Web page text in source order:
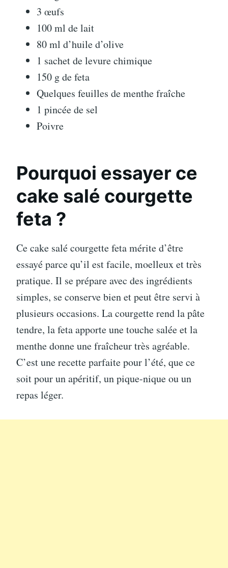
3 œufs
100 ml de lait
80 ml d’huile d’olive
1 sachet de levure chimique
150 g de feta
Quelques feuilles de menthe fraîche
1 pincée de sel
Poivre
Pourquoi essayer ce
cake salé courgette
feta ?
Ce cake salé courgette feta mérite d’être
essayé parce qu’il est facile, moelleux et très
pratique. Il se prépare avec des ingrédients
simples, se conserve bien et peut être servi à
plusieurs occasions. La courgette rend la pâte
tendre, la feta apporte une touche salée et la
menthe donne une fraîcheur très agréable.
C’est une recette parfaite pour l’été, que ce
soit pour un apéritif, un pique-nique ou un
repas léger.